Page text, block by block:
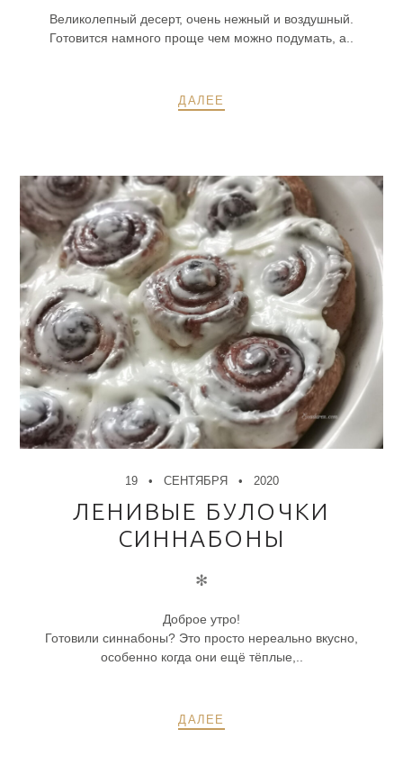
Великолепный десерт, очень нежный и воздушный.
Готовится намного проще чем можно подумать, а..
ДАЛЕЕ
19 СЕНТЯБРЯ 2020
ЛЕНИВЫЕ БУЛОЧКИ
СИННАБОНЫ
✻
Доброе утро!
Готовили синнабоны? Это просто нереально вкусно,
особенно когда они ещё тёплые,..
ДАЛЕЕ